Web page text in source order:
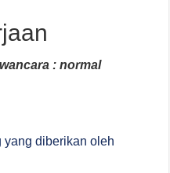
: normal
yang diberikan oleh